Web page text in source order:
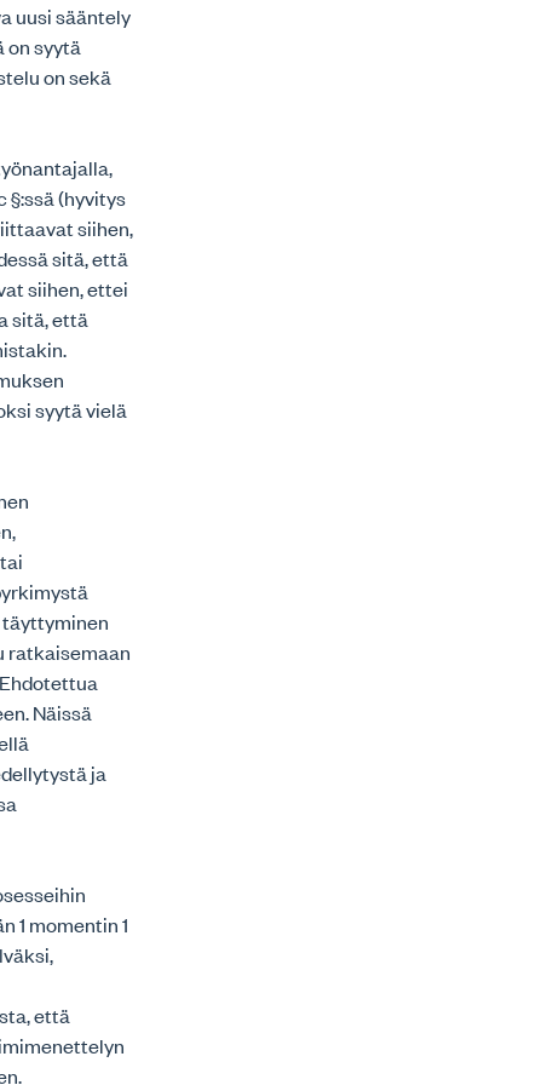
uusi sääntely
on syytä
on sekä
§:ssä (hyvitys
siihen,
sitä, että
siihen, ettei
sitä, että
syytä vielä
ratkaisemaan
Näissä
ja
1 momentin 1
että